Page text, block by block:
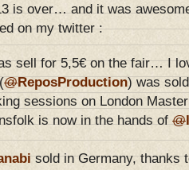
is over… and it was
on my twitter :
sell for 5,5€ on the fair… I
@ReposProduction) was
sessions on London
is now in the hands of@
sold in Germany, thanks